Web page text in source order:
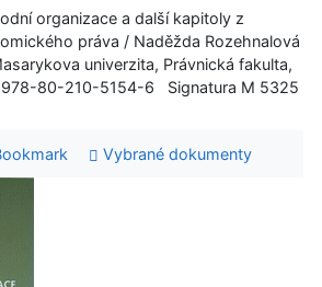
organizace a další kapitoly z
práva / Naděžda Rozehnalová
univerzita, Právnická fakulta,
978-80-210-5154-6 Signatura M 5325
Vybrané dokumenty